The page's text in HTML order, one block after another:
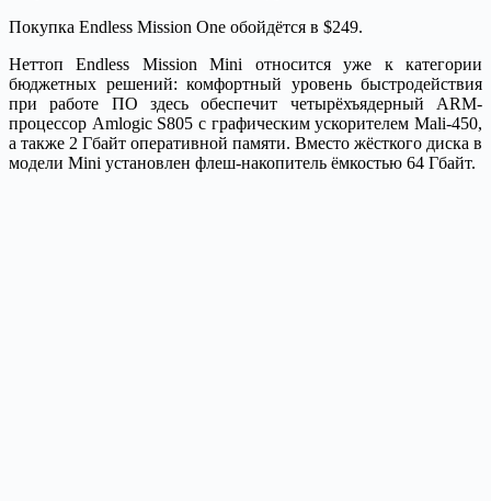
Покупка Endless Mission One обойдётся в $249.
Неттоп Endless Mission Mini относится уже к категории
бюджетных решений: комфортный уровень быстродействия
при работе ПО здесь обеспечит четырёхъядерный ARM-
процессор Amlogic S805 с графическим ускорителем Mali-450,
а также 2 Гбайт оперативной памяти. Вместо жёсткого диска в
модели Mini установлен флеш-накопитель ёмкостью 64 Гбайт.